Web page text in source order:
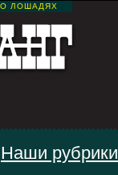
ЛОШАДЯХ
Наши рубрики